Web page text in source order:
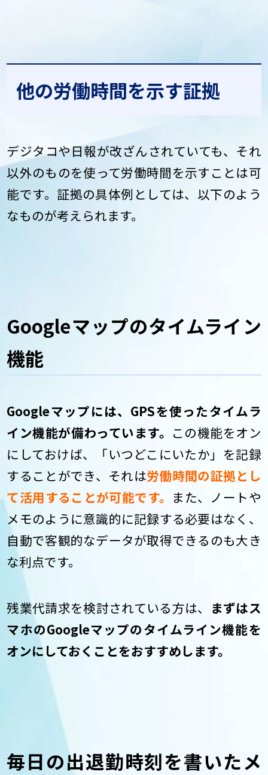
他の労働時間を示す証拠
デジタコや日報が改ざんされていても、それ
以外のものを使って労働時間を示すことは可
能です。証拠の具体例としては、以下のよう
なものが考えられます。
Googleマップのタイムライン
機能
Googleマップには、GPSを使ったタイムラ
イン機能が備わっています。 この機能をオン
にしておけば、「いつどこにいたか」を記録
することができ、それは労働時間の証拠とし
て活用することが可能です。 また、ノートや
メモのように意識的に記録する必要はなく、
自動で客観的なデータが取得できるのも大き
な利点です。
残業代請求を検討されている方は、 まずはス
マホのGoogleマップのタイムライン機能を
オンにしておくことをおすすめします。
毎日の出退勤時刻を書いたメ